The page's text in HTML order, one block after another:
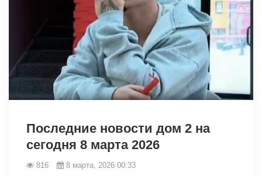
Последние новости дом 2 на
сегодня 8 марта 2026
816 8 марта, 2026 00:33